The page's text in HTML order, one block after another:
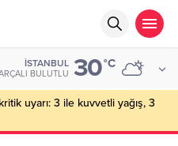
İSTANBUL
BULUTLU 30°C
uyarı: 3 ile kuvvetli yağış, 3